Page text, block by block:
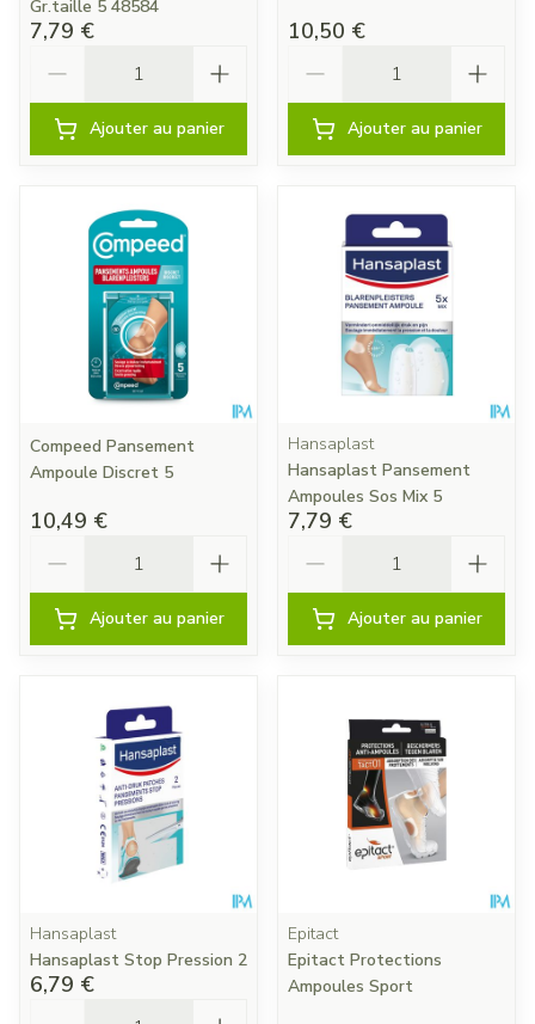
Gr.taille 5 48584
7,79 €
Ajouter au panier
10,50 €
Ajouter au panier
Compeed Pansement
Ampoule Discret 5
10,49 €
Ajouter au panier
Hansaplast
Hansaplast Pansement
Ampoules Sos Mix 5
7,79 €
Ajouter au panier
Hansaplast
Hansaplast Stop Pression 2
6,79 €
Epitact
Epitact Protections
Ampoules Sport